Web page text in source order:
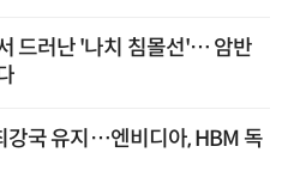
드러난 '나치 침몰선'… 암반
강국 유지…엔비디아, HBM 독